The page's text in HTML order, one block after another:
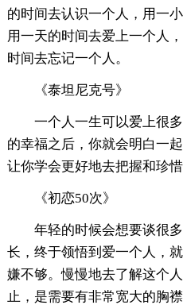
的时间去认识一个人，用一
用一天的时间去爱上一个人
时间去忘记一个人。
《泰坦尼克号》
一个人一生可以爱上很
的幸福之后，你就会明白一
让你学会更好地去把握和珍惜
《初恋50次》
年轻的时候会想要谈很
长，终于领悟到爱一个人，
嫌不够。慢慢地去了解这个
止，是需要有非常宽大的胸襟